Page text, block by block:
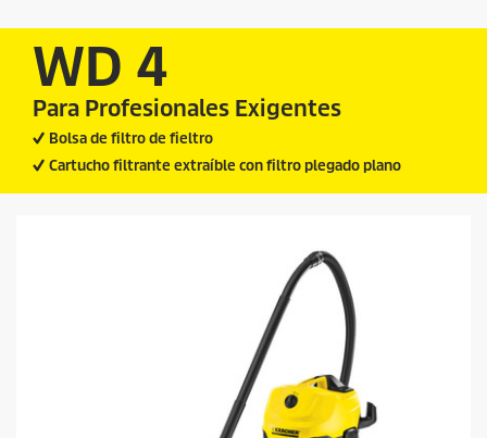
WD 4
Para Profesionales Exigentes
Bolsa de filtro de fieltro
Cartucho filtrante extraíble con filtro plegado plano